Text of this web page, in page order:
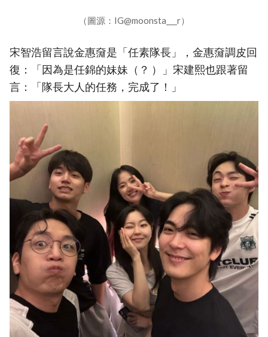
（圖源：IG@moonsta___r）
宋智浩留言說金惠奫是「任素隊長」，金惠奫調皮回
復：「因為是任錦的妹妹（？ ）」宋建熙也跟著留
言：「隊長大人的任務，完成了！」